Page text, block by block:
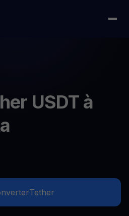
USDT à
Tether